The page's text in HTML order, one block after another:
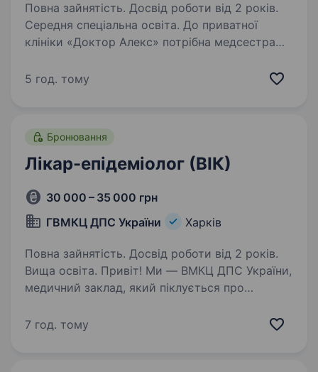
Повна зайнятість. Досвід роботи від 2 років.
Середня спеціальна освіта. До приватної
клініки «Доктор Алекс» потрібна медсестра
роботи в медицині не менше 2 років,
5 год. тому
Бронювання
Лікар-епідеміолог (ВІК)
30 000 – 35 000 грн
ГВМКЦ ДПС України
Харків
Повна зайнятість. Досвід роботи від 2 років.
Вища освіта. Привіт! Ми — ВМКЦ ДПС України,
медичний заклад, який піклується про
а також амбулаторних пацієнтів у Харкові.
7 год. тому